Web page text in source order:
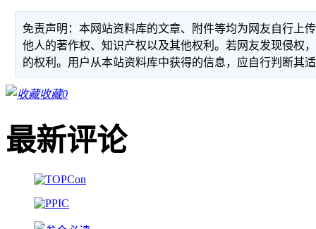
免责声明：本网站资料库的文章、附件等均为网友自行上
他人的著作权、知识产权以及其他权利。若网友发现侵权
的权利。用户从本站资料库中获得的信息，应自行判断其
收藏0
最新评论